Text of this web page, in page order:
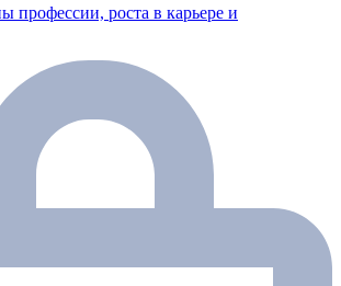
профессии, роста в карьере и